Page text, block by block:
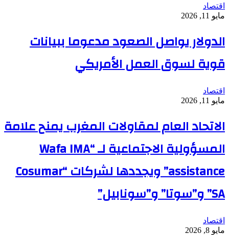
اقتصاد
مايو 11, 2026
الدولار يواصل الصعود مدعوما ببيانات
قوية لسوق العمل الأمريكي
اقتصاد
مايو 11, 2026
الاتحاد العام لمقاولات المغرب يمنح علامة
المسؤولية الاجتماعية لـ “Wafa IMA
assistance” ويجددها لشركات “Cosumar
SA” و”سوتا” و”سونابيل”
اقتصاد
مايو 8, 2026